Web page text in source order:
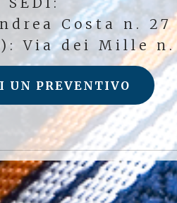
Costa n. 27
Via dei Mille n.
UN PREVENTIVO